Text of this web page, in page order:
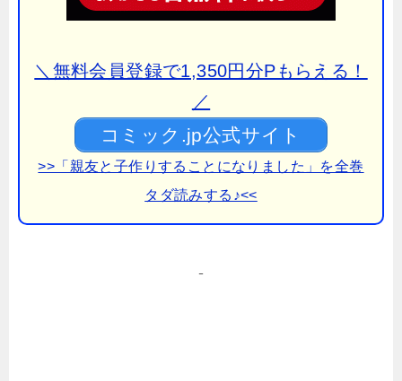
＼無料会員登録で1,350円分Pもらえる！
／
コミック.jp公式サイト
>>「親友と子作りすることになりました」を全巻
タダ読みする♪<<